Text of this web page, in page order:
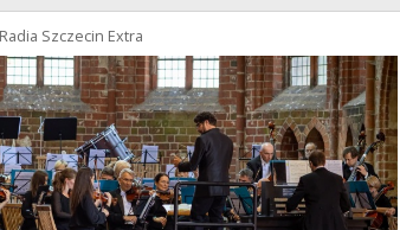
Szczecin Extra